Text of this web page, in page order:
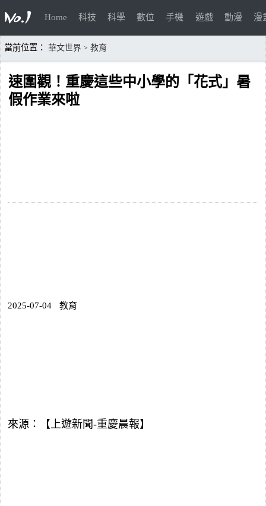
Home 科技 科學 數位 手機 遊戲 動漫 漫
當前位置： 華文世界 > 教育
速圍觀！重慶這些中小學的「花式」暑
假作業來啦
2025-07-04 教育
來源：【上遊新聞-重慶晨報】